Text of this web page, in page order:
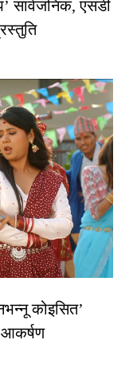
सार्वजनिक, एसडी
कोइसित’
आकर्षण